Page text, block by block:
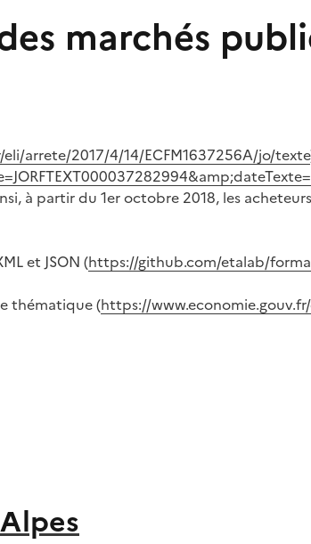
marchés
arrete/2017/4/14/ECFM1637256A/jo/texte
à partir du 1er octobre 2018, les
et JSON (https://github.com/etalab/
thématique (https://